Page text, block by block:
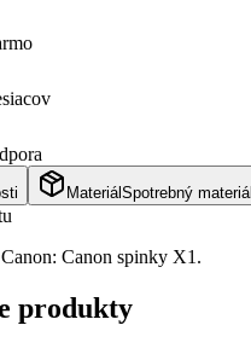
Materiál Spotrebný materiál
Canon spinky X1.
produkty